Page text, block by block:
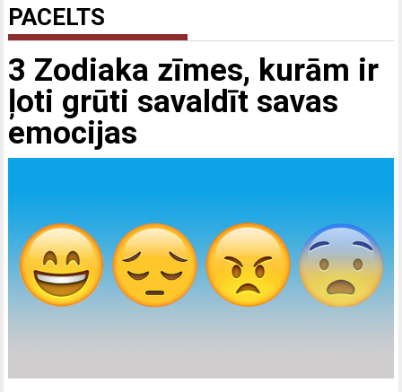
PACELTS
3 Zodiaka zīmes, kurām ir
ļoti grūti savaldīt savas
emocijas